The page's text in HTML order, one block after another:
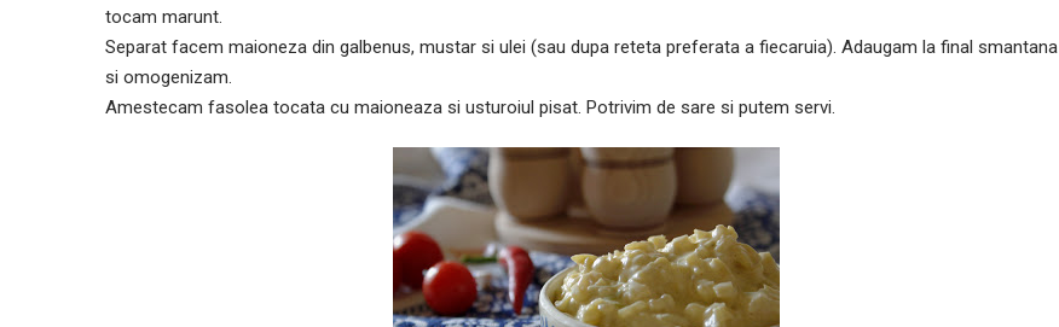
tocam marunt.
Separat facem maioneza din galbenus, mustar si ulei (sau dupa reteta preferata a fiecaruia). Adaugam la final smantana
si omogenizam.
Amestecam fasolea tocata cu maioneaza si usturoiul pisat. Potrivim de sare si putem servi.